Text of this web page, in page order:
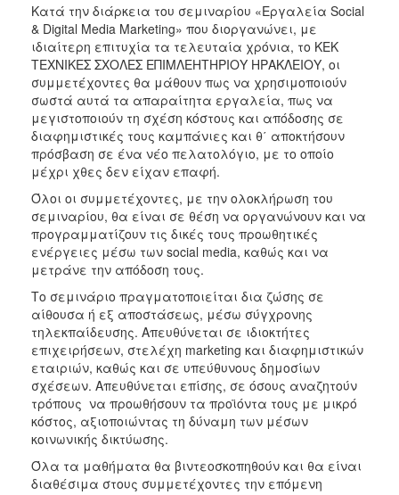
ΔΗΜΟΣ
ΠΟΛΙΤΙΣΜΟΣ
ΑΝΘΕΚΤΙΚΗ
ΠΟΛΗ
Κατά την διάρκεια του σεμιναρίου «Εργαλεία Social
& Digital Media Marketing» που διοργανώνει, με
ιδιαίτερη επιτυχία τα τελευταία χρόνια, το ΚΕΚ
ΤΕΧΝΙΚΕΣ ΣΧΟΛΕΣ ΕΠΙΜΛΕΗΤΗΡΙΟΥ ΗΡΑΚΛΕΙΟΥ, οι
συμμετέχοντες θα μάθουν πως να χρησιμοποιούν
σωστά αυτά τα απαραίτητα εργαλεία, πως να
μεγιστοποιούν τη σχέση κόστους και απόδοσης σε
διαφημιστικές τους καμπάνιες και θ΄ αποκτήσουν
πρόσβαση σε ένα νέο πελατολόγιο, με το οποίο
μέχρι χθες δεν είχαν επαφή.
Όλοι οι συμμετέχοντες, με την ολοκλήρωση του
σεμιναρίου, θα είναι σε θέση να οργανώνουν και να
προγραμματίζουν τις δικές τους προωθητικές
ενέργειες μέσω των social media, καθώς και να
μετράνε την απόδοση τους.
Το σεμινάριο πραγματοποιείται δια ζώσης σε
αίθουσα ή εξ αποστάσεως, μέσω σύγχρονης
τηλεκπαίδευσης. Απευθύνεται σε ιδιοκτήτες
επιχειρήσεων, στελέχη marketing και διαφημιστικών
εταιριών, καθώς και σε υπεύθυνους δημοσίων
σχέσεων. Απευθύνεται επίσης, σε όσους αναζητούν
τρόπους να προωθήσουν τα προϊόντα τους με μικρό
κόστος, αξιοποιώντας τη δύναμη των μέσων
κοινωνικής δικτύωσης.
Όλα τα μαθήματα θα βιντεοσκοπηθούν και θα είναι
διαθέσιμα στους συμμετέχοντες την επόμενη